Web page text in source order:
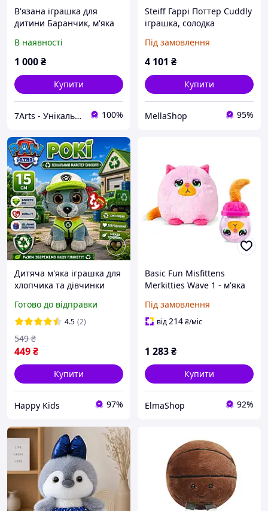
В'язана іграшка для
дитини Баранчик, м'яка
роботи для хлопчика,
хендмейд іграшки, 26 см
В наявності
1 000₴
Купити
7Arts - Унікальні подарунки з дерева! 100%
Steiff Гаррі Поттер Cuddly
іграшка, солодка
хлопчиків, дівчаток і
немовлят від 0 місяців,
Під замовлення
4 101 ₴
Купити
MellaShop 95%
Дитяча м'яка іграшка для
хлопчика та дівчинки
Собачий патруль Роккі,
м'які іграшки Paw patrol
15 см Рокі
Готово до відправки
4.5 (2)
449₴
549 ₴
Купити
Happy Kids 97%
Basic Fun Misfittens
Merkitties Wave 1 - м'яка
іграшка, ідеально
підходить для хлопчиків і
Під замовлення
від214₴/міс
1 283₴
Купити
ElmaShop 92%